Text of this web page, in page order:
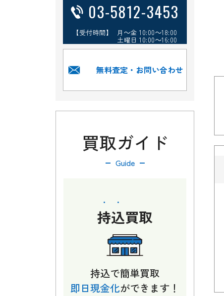
03-5812-3453
【受付時間】 月～金 10:00～18:00
土曜日 10:00～16:00
無料査定・お問い合わせ
買取ガイド
Guide
持込買取
持込で簡単買取
即日現金化ができます！